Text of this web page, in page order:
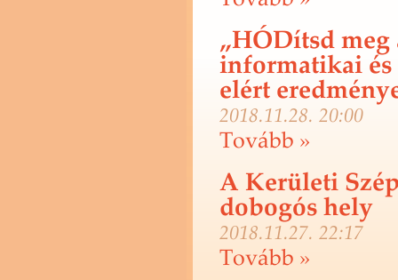
„HÓDítsd
informatikai és
elért
2018.11.28. 20:00
To­vább »
A Kerületi
dobogós hely
2018.11.27. 22:17
To­vább »